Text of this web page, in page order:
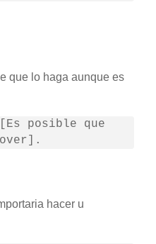
que lo haga aunque es
posible que
hacer u